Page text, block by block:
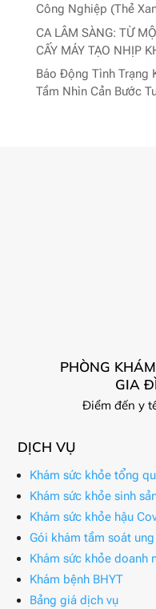
Công Nghiệp (Thẻ
CA LÂM SÀNG: TỪ
CẤY MÁY TẠO NHỊP
Báo Động Tình Trạng
Tầm Nhìn Cản Bước
PHÒNG
GIA
Điểm đến y
DỊCH VỤ
Khám sức khỏe tổng
Khám sức khỏe sinh
Khám sức khỏe hậu
Gói khám tầm soát
Khám sức khỏe doanh
Khám bệnh BHYT
Bảng giá dịch vụ